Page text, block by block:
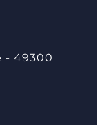
- 49300